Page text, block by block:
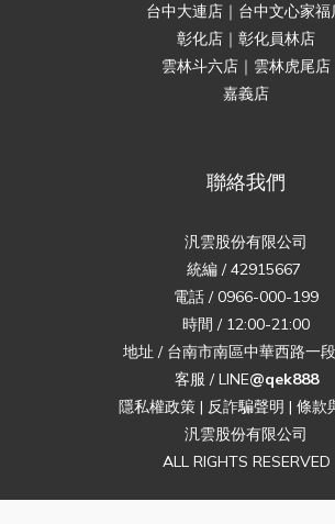
台中大連店｜台中文心家福
彰化店｜彰化員林店
雲林斗六店｜雲林虎尾店
嘉義店
聯絡我們
汎雲股份有限公司
統編 / 42915667
電話 / 0966-000-199
時間 / 12:00-21:00
地址 / 台南市南區中華西路一
客服 / LINE@qek888
隱私權政策 | 反詐騙聲明 | 條款
汎雲股份有限公司
ALL RIGHTS RESERVED